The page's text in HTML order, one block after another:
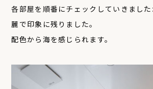
各部屋を順番にチェックしていきまし
麗で印象に残りました。
配色から海を感じられます。